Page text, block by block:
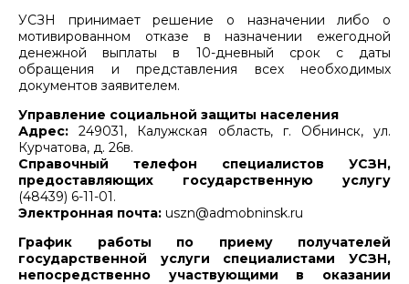
УСЗН принимает решение о назначении либо о
мотивированном отказе в назначении ежегодной
денежной выплаты в 10-дневный срок с даты
обращения и представления всех необходимых
документов заявителем.
Управление социальной защиты населения
Адрес: 249031, Калужская область, г. Обнинск, ул.
Курчатова, д. 26в.
Справочный телефон специалистов УСЗН,
предоставляющих государственную услугу
(48439) 6-11-01.
Электронная почта: uszn@admobninsk.ru
График работы по приему получателей
государственной услуги специалистами УСЗН,
непосредственно участвующими в оказании